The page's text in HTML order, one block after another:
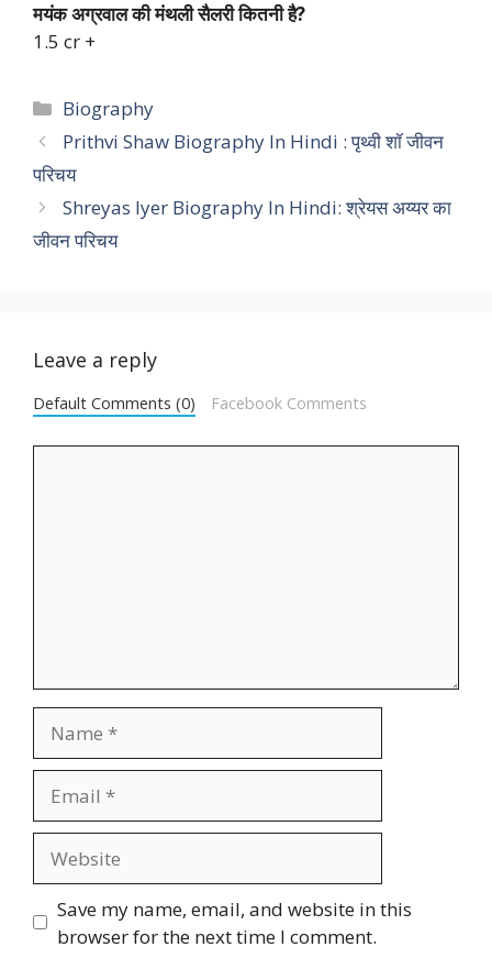
मयंक अग्रवाल की मंथली सैलरी कितनी है?
1.5 cr +
Categories
Biography
Prithvi Shaw Biography In Hindi : पृथ्वी शॉ जीवन
परिचय
Shreyas Iyer Biography In Hindi: श्रेयस अय्यर का
जीवन परिचय
Leave a reply
Default Comments (0) Facebook Comments
Save my name, email, and website in this
browser for the next time I comment.